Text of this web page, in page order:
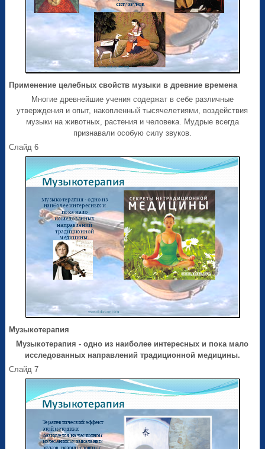
Применение целебных свойств музыки в древние времена
Многие древнейшие учения содержат в себе различные
утверждения и опыт, накопленный тысячелетиями, воздействия
музыки на животных, растения и человека. Мудрые всегда
признавали особую силу звуков.
Слайд 6
Музыкотерапия
Музыкотерапия - одно из наиболее интересных и пока мало
исследованных направлений традиционной медицины.
Слайд 7